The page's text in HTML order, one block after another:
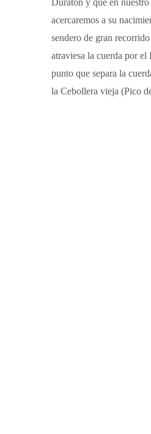
Duratón y que en
acercaremos a su
sendero de gran
atraviesa la cuerda por el
punto que separa la
la Cebollera vieja (Pico